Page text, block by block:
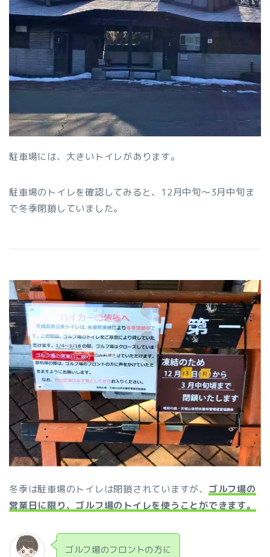
駐車場には、大きいトイレがあります。
駐車場のトイレを確認してみると、12月中旬〜3月中旬ま
で冬季閉鎖していました。
冬季は駐車場のトイレは閉鎖されていますが、 ゴルフ場の
営業日に限り、ゴルフ場のトイレを使うことができます。
ゴルフ場のフロントの方に